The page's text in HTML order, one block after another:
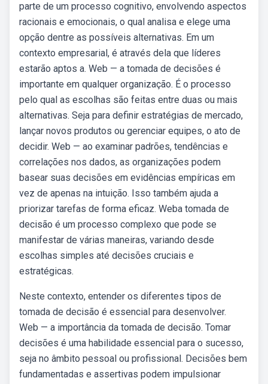
parte de um processo cognitivo, envolvendo aspectos
racionais e emocionais, o qual analisa e elege uma
opção dentre as possíveis alternativas. Em um
contexto empresarial, é através dela que líderes
estarão aptos a. Web — a tomada de decisões é
importante em qualquer organização. É o processo
pelo qual as escolhas são feitas entre duas ou mais
alternativas. Seja para definir estratégias de mercado,
lançar novos produtos ou gerenciar equipes, o ato de
decidir. Web — ao examinar padrões, tendências e
correlações nos dados, as organizações podem
basear suas decisões em evidências empíricas em
vez de apenas na intuição. Isso também ajuda a
priorizar tarefas de forma eficaz. Weba tomada de
decisão é um processo complexo que pode se
manifestar de várias maneiras, variando desde
escolhas simples até decisões cruciais e
estratégicas.
Neste contexto, entender os diferentes tipos de
tomada de decisão é essencial para desenvolver.
Web — a importância da tomada de decisão. Tomar
decisões é uma habilidade essencial para o sucesso,
seja no âmbito pessoal ou profissional. Decisões bem
fundamentadas e assertivas podem impulsionar